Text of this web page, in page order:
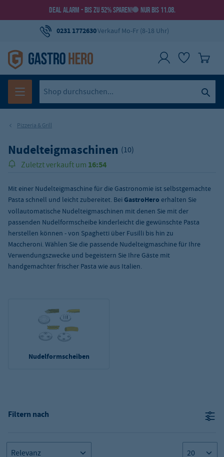
DEAL ALARM - BIS ZU 52% SPAREN! NUR BIS 11.08.
0231 1772630Verkauf Mo-Fr (8-18 Uhr)
Pizzeria & Grill
Nudelteigmaschinen (10)
Zuletzt verkauft um 16:54
Mit einer Nudelteigmaschine für die Gastronomie ist selbstgemachte
Pasta schnell und leicht zubereitet. BeiGastroHero erhalten Sie
vollautomatische Nudelteigmaschinen mit denen Sie mit der
passenden Nudelformscheibe kinderleicht die gewünschte Pasta
herstellen können - von Spaghetti über Fusilli bis hin zu
Maccheroni. Wählen Sie die passende Nudelteigmaschine für Ihre
Verwendungszwecke und begeistern Sie Ihre Gäste mit
handgemachter frischer Pasta wie aus Italien.
Nudelformscheiben
Filtern nach